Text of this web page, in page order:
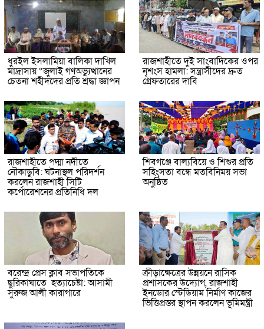
ধুরইল ইসলামিয়া বালিকা দাখিল
মাদ্রাসায় “জুলাই গণঅভ্যুত্থানের
চেতনা শহীদদের প্রতি শ্রদ্ধা জ্ঞাপন
রাজশাহীতে দুই সাংবাদিকের ওপর
নৃশংস হামলা: সন্ত্রাসীদের দ্রুত
গ্রেফতারের দাবি
রাজশাহীতে পদ্মা নদীতে
নৌকাডুবি: ঘটনাস্থল পরিদর্শন
করলেন রাজশাহী সিটি
কর্পোরেশনের প্রতিনিধি দল
শিবগঞ্জে বাল্যবিয়ে ও শিশুর প্রতি
সহিংসতা বন্ধে মতবিনিময় সভা
অনুষ্ঠিত
বরেন্দ্র প্রেস ক্লাব সভাপতিকে
ছুরিকাঘাতে হত্যাচেষ্টা: আসামী
সুরুজ আলী কারাগারে
ক্রীড়াক্ষেত্রের উন্নয়নে রাসিক
প্রশাসকের উদ্যোগ, রাজশাহী
ইনডোর স্টেডিয়াম নির্মাণ কাজের
ভিত্তিপ্রস্তর স্থাপন করলেন ভূমিমন্ত্রী